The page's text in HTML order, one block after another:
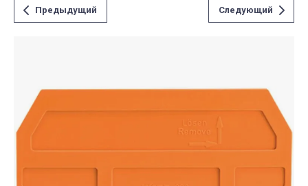
Предыдущий Следующий